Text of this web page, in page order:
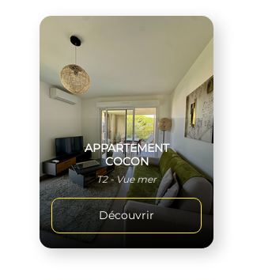
APPARTEMENT
COCON
T2 - Vue mer
Découvrir